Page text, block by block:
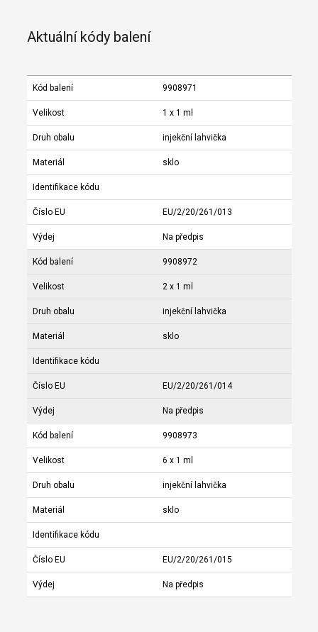
Aktuální kódy balení
Kód balení 9908971
Velikost 1 x 1 ml
Druh obalu injekční lahvička
Materiál sklo
Identifikace kódu
Číslo EU EU/2/20/261/013
Výdej Na předpis
Kód balení 9908972
Velikost 2 x 1 ml
Druh obalu injekční lahvička
Materiál sklo
Identifikace kódu
Číslo EU EU/2/20/261/014
Výdej Na předpis
Kód balení 9908973
Velikost 6 x 1 ml
Druh obalu injekční lahvička
Materiál sklo
Identifikace kódu
Číslo EU EU/2/20/261/015
Výdej Na předpis